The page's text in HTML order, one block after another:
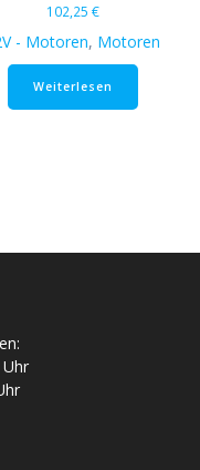
102,25 €
- Motoren, Motoren
Weiterlesen